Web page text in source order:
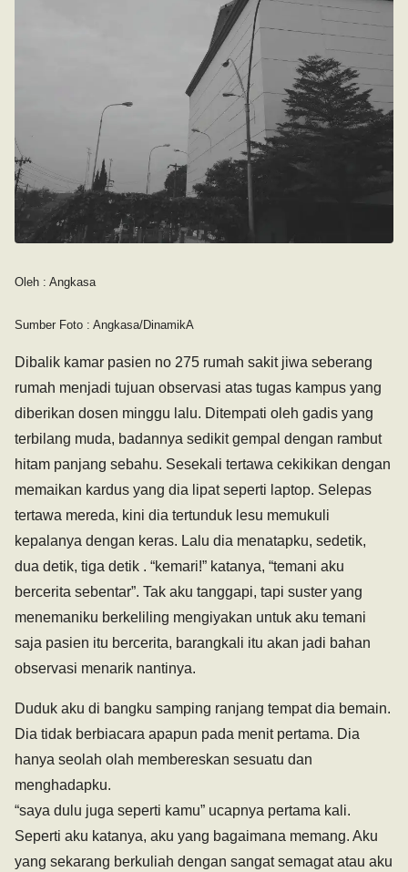
Oleh : Angkasa
Sumber Foto : Angkasa/DinamikA
Dibalik kamar pasien no 275 rumah sakit jiwa seberang
rumah menjadi tujuan observasi atas tugas kampus yang
diberikan dosen minggu lalu. Ditempati oleh gadis yang
terbilang muda, badannya sedikit gempal dengan rambut
hitam panjang sebahu. Sesekali tertawa cekikikan dengan
memaikan kardus yang dia lipat seperti laptop. Selepas
tertawa mereda, kini dia tertunduk lesu memukuli
kepalanya dengan keras. Lalu dia menatapku, sedetik,
dua detik, tiga detik . “kemari!” katanya, “temani aku
bercerita sebentar”. Tak aku tanggapi, tapi suster yang
menemaniku berkeliling mengiyakan untuk aku temani
saja pasien itu bercerita, barangkali itu akan jadi bahan
observasi menarik nantinya.
Duduk aku di bangku samping ranjang tempat dia bemain.
Dia tidak berbiacara apapun pada menit pertama. Dia
hanya seolah olah membereskan sesuatu dan
menghadapku.
“saya dulu juga seperti kamu” ucapnya pertama kali.
Seperti aku katanya, aku yang bagaimana memang. Aku
yang sekarang berkuliah dengan sangat semagat atau aku